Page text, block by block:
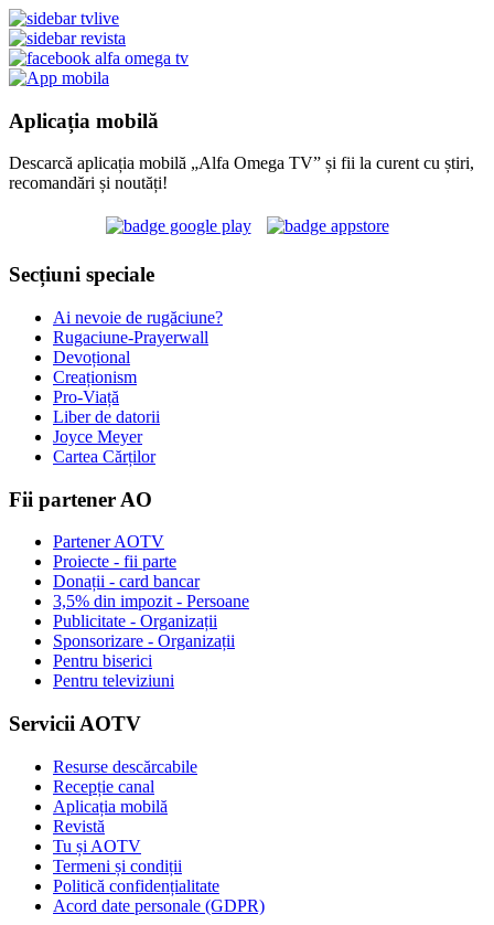
Aplicația mobilă
Descarcă aplicația mobilă „Alfa Omega TV” și fii la curent cu știri,
recomandări și noutăți!
Secțiuni speciale
Ai nevoie de rugăciune?
Rugaciune-Prayerwall
Devoțional
Creaționism
Pro-Viață
Liber de datorii
Joyce Meyer
Cartea Cărților
Fii partener AO
Partener AOTV
Proiecte - fii parte
Donații - card bancar
3,5% din impozit - Persoane
Publicitate - Organizații
Sponsorizare - Organizații
Pentru biserici
Pentru televiziuni
Servicii AOTV
Resurse descărcabile
Recepție canal
Aplicația mobilă
Revistă
Tu și AOTV
Termeni și condiții
Politică confidențialitate
Acord date personale (GDPR)